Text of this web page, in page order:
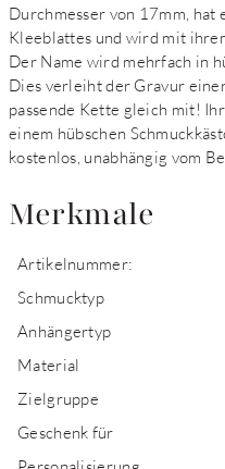
Durchmesser von 17mm, hat
Kleeblattes und wird mit
Der Name wird mehrfach in
Dies verleiht der Gravur
passende Kette gleich mit!
einem hübschen
kostenlos, unabhängig vom
Merkmale
Artikelnummer:
Schmucktyp
Anhängertyp
Material
Zielgruppe
Geschenk für